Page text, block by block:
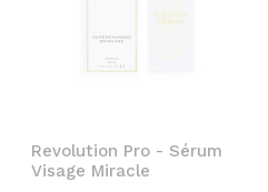
Revolution Pro - Sérum
Visage Miracle